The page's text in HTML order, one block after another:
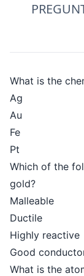
What is the
Ag
Au
Fe
Pt
Which of the
gold?
Malleable
Ductile
Highly reactive
Good
What is the